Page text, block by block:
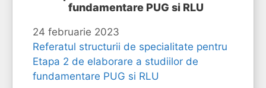
fundamentare PUG si RLU
24 februarie 2023
Referatul structurii de specialitate pentru
Etapa 2 de elaborare a studiilor de
fundamentare PUG si RLU